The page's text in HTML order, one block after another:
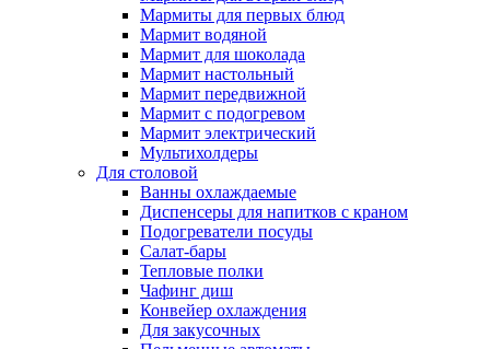
Мармиты для первых блюд
Мармит водяной
Мармит для шоколада
Мармит настольный
Мармит передвижной
Мармит с подогревом
Мармит электрический
Мультихолдеры
Для столовой
Ванны охлаждаемые
Диспенсеры для напитков с краном
Подогреватели посуды
Салат-бары
Тепловые полки
Чафинг диш
Конвейер охлаждения
Для закусочных